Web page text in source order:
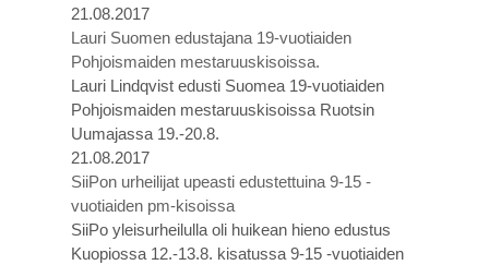
21.08.2017
Lauri Suomen edustajana 19-vuotiaiden
Pohjoismaiden mestaruuskisoissa.
Lauri Lindqvist edusti Suomea 19-vuotiaiden
Pohjoismaiden mestaruuskisoissa Ruotsin
Uumajassa 19.-20.8.
21.08.2017
SiiPon urheilijat upeasti edustettuina 9-15 -
vuotiaiden pm-kisoissa
SiiPo yleisurheilulla oli huikean hieno edustus
Kuopiossa 12.-13.8. kisatussa 9-15 -vuotiaiden